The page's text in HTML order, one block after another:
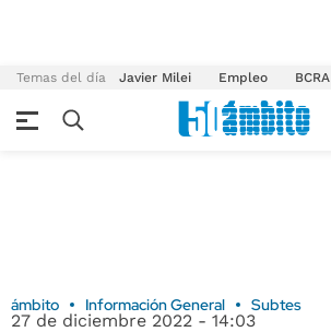
Temas del día Javier Milei Empleo BCRA
ámbito Información General Subtes
27 de diciembre 2022 - 14:03